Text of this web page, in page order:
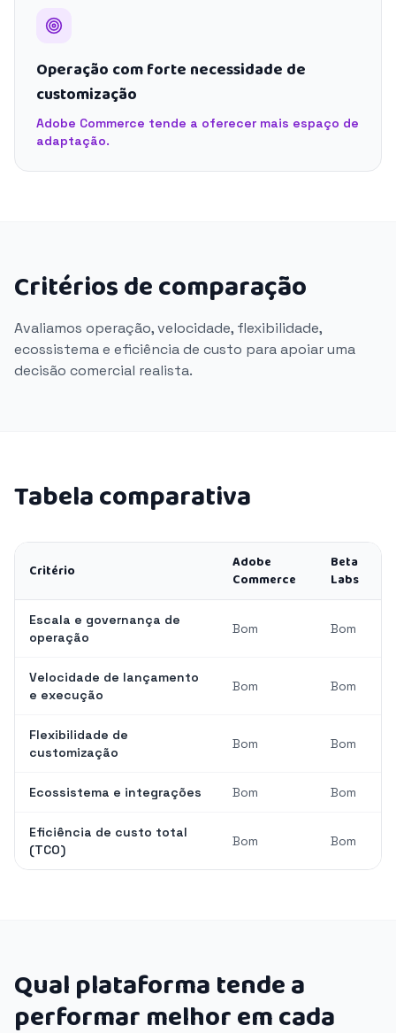
Operação com forte necessidade de
customização
Adobe Commerce tende a oferecer mais espaço de
adaptação.
Critérios de comparação
Avaliamos operação, velocidade, flexibilidade,
ecossistema e eficiência de custo para apoiar uma
decisão comercial realista.
Tabela comparativa
Critério
Adobe
Commerce
Beta
Labs
Escala e governança de
operação
Bom Bom
Velocidade de lançamento
e execução
Bom Bom
Flexibilidade de
customização
Bom Bom
Ecossistema e integrações Bom Bom
Eficiência de custo total
(TCO)
Bom Bom
Qual plataforma tende a
performar melhor em cada